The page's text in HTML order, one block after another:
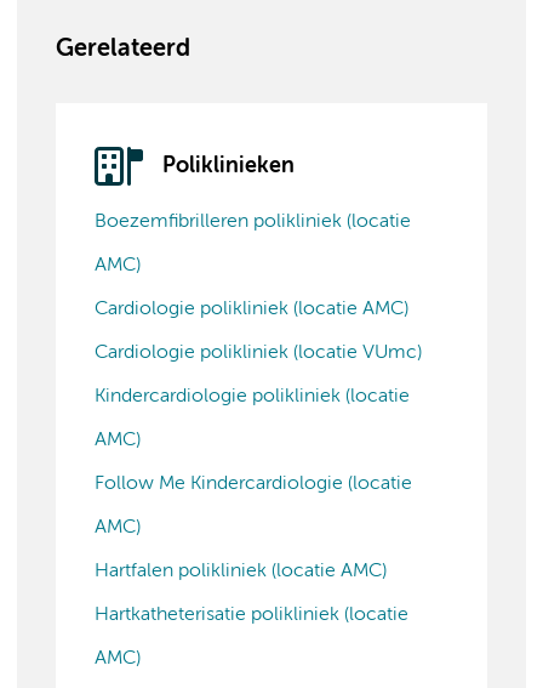
Gerelateerd
Poliklinieken
Boezemfibrilleren polikliniek (locatie
AMC)
Cardiologie polikliniek (locatie AMC)
Cardiologie polikliniek (locatie VUmc)
Kindercardiologie polikliniek (locatie
AMC)
Follow Me Kindercardiologie (locatie
AMC)
Hartfalen polikliniek (locatie AMC)
Hartkatheterisatie polikliniek (locatie
AMC)